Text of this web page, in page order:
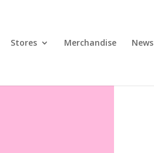
Stores Merchandise News